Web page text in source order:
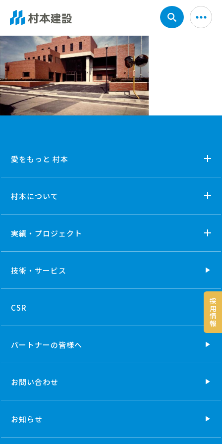
採
用
情
報
愛をもっと 村本
村本について
実績・プロジェクト
技術・ サービス
CSR
パートナーの皆様へ
お問い合わせ
お知らせ